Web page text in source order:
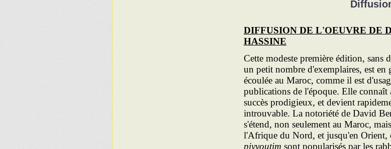
DIFFUSION DE L'OEUVRE DE
HASSINE
Cette modeste première édition, sans
un petit nombre d'exemplaires, est en
écoulée au Maroc, comme il est
publications de l'époque. Elle connaît
succès prodigieux, et devient
introuvable. La notoriété de David
s'étend, non seulement au Maroc,
l'Afrique du Nord, et jusqu'en Orient,
piyyoutim sont popularisés par les